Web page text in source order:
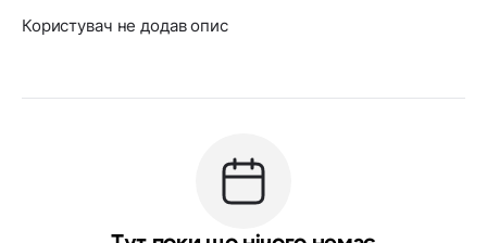
Користувач не додав опис